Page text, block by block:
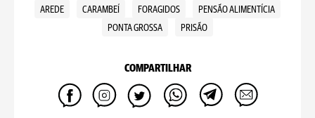
AREDE CARAMBEÍ FORAGIDOS
PENSÃO ALIMENTÍCIA
PONTA GROSSA
PRISÃO
COMPARTILHAR